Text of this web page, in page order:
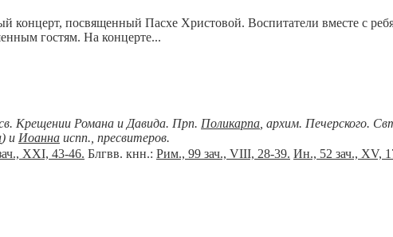
посвященный Пасхе Христовой. Воспитатели вместе с
гостям. На концерте...
Крещении Романа и Давида. Прп. Поликарпа , архим. Печерского.
) и Иоанна испп., пресвитеров.
XXI, 43-46. Блгвв. кнн.: Рим., 99 зач., VIII, 28-39. Ин., 52 зач., XV,